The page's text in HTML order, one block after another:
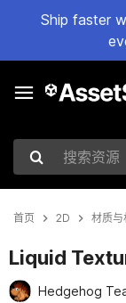
Ship faster
搜索资源
首页 2D 材质与
Liquid
Hedgehog